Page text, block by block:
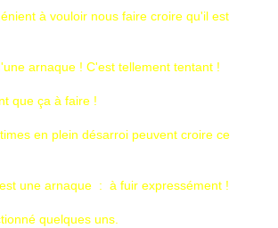
à vouloir nous faire croire qu'il est
arnaque ! C'est tellement tentant !
que ça à faire !
en plein désarroi peuvent croire ce
une arnaque : à fuir expressément !
quelques uns.